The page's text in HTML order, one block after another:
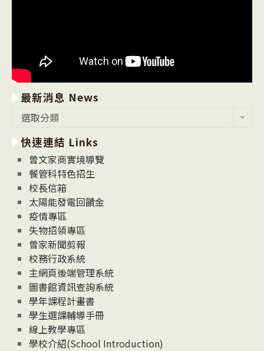
最新消息 News
消
息
News
選取分類
快速連結 Links
曾文家商實境導覽
餐管科特色招生
校長信箱
太陽能發電回饋金
疫情專區
失物招領專區
曾家新聞剪報
校務行政系統
主網頁後端管理系統
圖書館資訊查詢系統
學年課程計畫書
學生選課輔導手冊
線上教學專區
學校介紹(School Introduction)